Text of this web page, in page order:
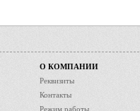
О КОМПАНИИ
Реквизиты
Контакты
Режим работы